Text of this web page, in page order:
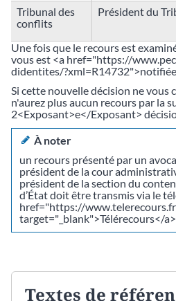
Tribunal des
conflits
Président du
Une fois que le recours est
vous est <a href="https://
didentites/
Si cette nouvelle décision ne vous
n'aurez plus aucun recours par la
2<Exposant>e</Exposant>
À noter
un recours présenté par un
président de la cour
président de la section du
d’État doit être transmis via le
href="https://
target="_blank">Télérecours</
Textes de